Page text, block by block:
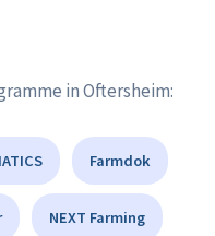
in Oftersheim:
Farmdok
NEXT Farming